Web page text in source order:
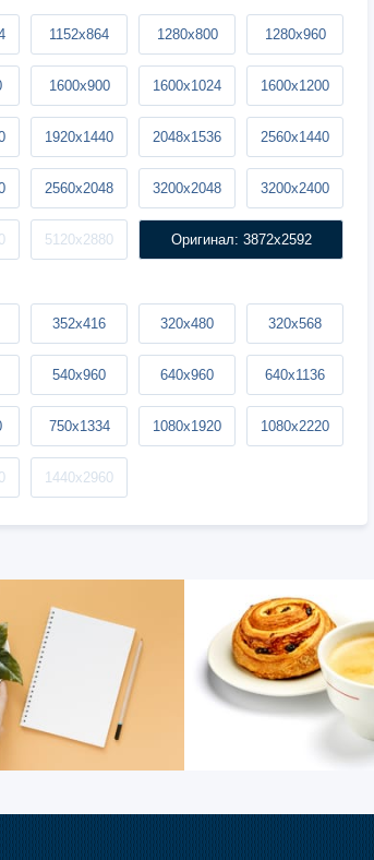
1152x864 1280x800 1280x960
1600x900 1600x1024 1600x1200
1920x1440 2048x1536 2560x1440
2560x2048 3200x2048 3200x2400
5120x2880 Оригинал: 3872x2592
352x416 320x480 320x568
540x960 640x960 640x1136
750x1334 1080x1920 1080x2220
1440x2960